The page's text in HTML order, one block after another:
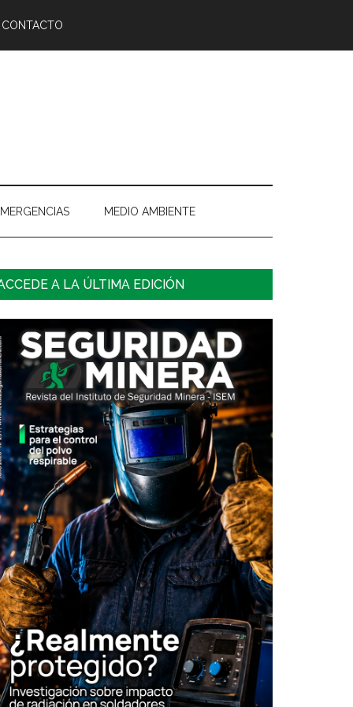
CONTACTO
MEDIO AMBIENTE
A LA ÚLTIMA EDICIÓN